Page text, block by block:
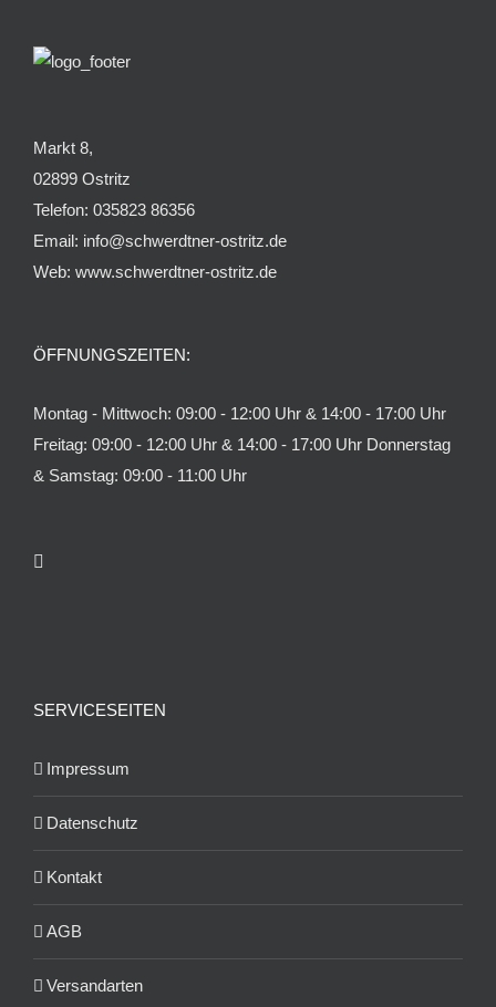
Markt 8,
02899 Ostritz
Telefon: 035823 86356
Email: info@schwerdtner-ostritz.de
Web: www.schwerdtner-ostritz.de
ÖFFNUNGSZEITEN:
Montag - Mittwoch: 09:00 - 12:00 Uhr & 14:00 - 17:00 Uhr
Freitag: 09:00 - 12:00 Uhr & 14:00 - 17:00 Uhr Donnerstag
& Samstag: 09:00 - 11:00 Uhr
SERVICESEITEN
Impressum
Datenschutz
Kontakt
AGB
Versandarten